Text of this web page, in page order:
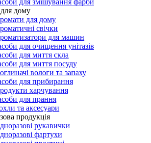
дому
для дому
свічки
для машин
для очищення унітазів
для миття скла
для миття посуду
вологи та запаху
для прибирання
харчування
для прання
та аксесуари
продукція
рукавички
фартухи